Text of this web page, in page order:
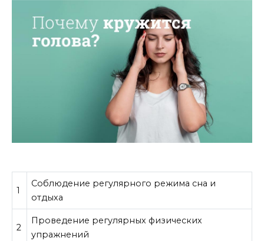
1
Соблюдение регулярного режима сна и
отдыха
2
Проведение регулярных физических
упражнений